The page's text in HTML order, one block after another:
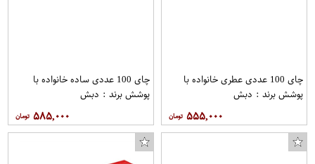
چای 100 عددی عطری خانواده با
پوشش برند : دبش
۵۵۵,۰۰۰
چای 100 عددی ساده خانواده با
پوشش برند : دبش
۵۸۵,۰۰۰